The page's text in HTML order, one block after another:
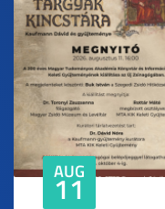
AUG
11